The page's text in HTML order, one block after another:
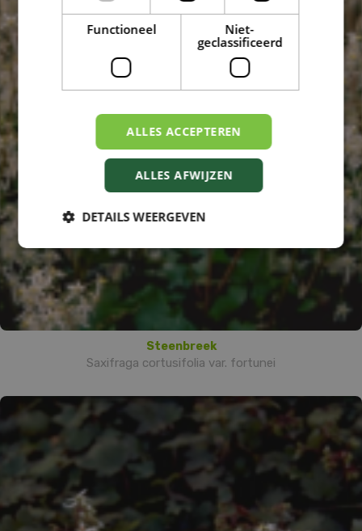
Steenbreek
Saxifraga cortusifolia var. fortunei
Functioneel
Niet-
geclassificeerd
ALLES ACCEPTEREN
ALLES AFWIJZEN
DETAILS WEERGEVEN